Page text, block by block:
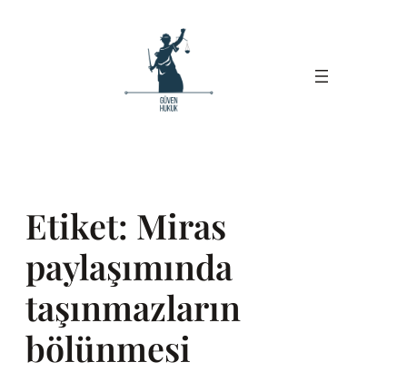
Etiket: Miras
paylaşımında
taşınmazların
bölünmesi